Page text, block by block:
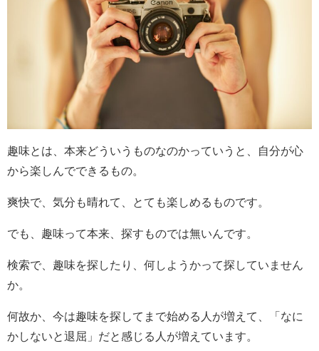
趣味とは、本来どういうものなのかっていうと、自分が心
から楽しんでできるもの。
爽快で、気分も晴れて、とても楽しめるものです。
でも、趣味って本来、探すものでは無いんです。
検索で、趣味を探したり、何しようかって探していません
か。
何故か、今は趣味を探してまで始める人が増えて、「なに
かしないと退屈」だと感じる人が増えています。